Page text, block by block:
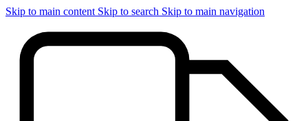
Skip to main content Skip to search Skip to main navigation